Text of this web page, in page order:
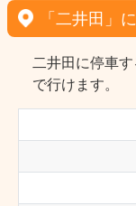
「二井田」
二井田に停車
で行けます。